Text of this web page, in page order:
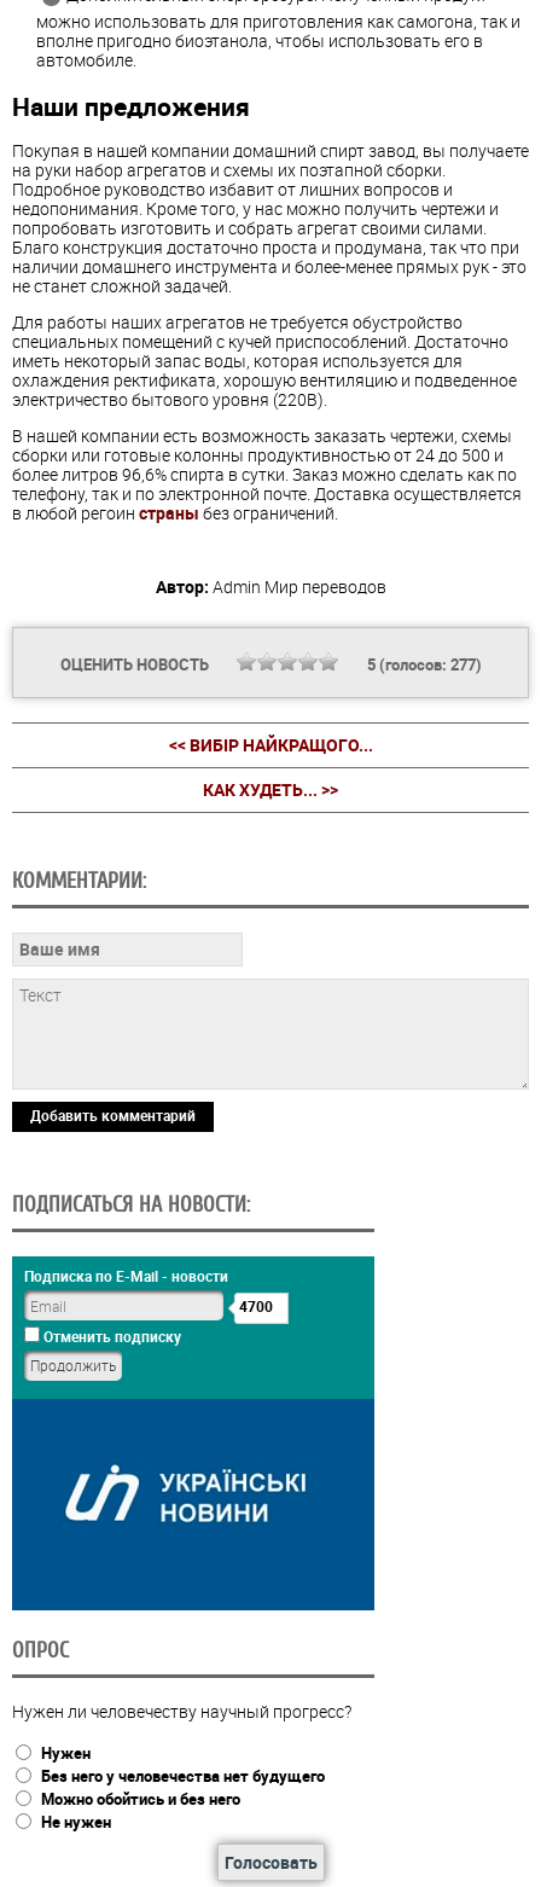
можно использовать для приготовления как самогона, так и
вполне пригодно биоэтанола, чтобы использовать его в
автомобиле.
Наши предложения
Покупая в нашей компании домашний спиртзавод, вы получаете
на руки набор агрегатов и схемы их поэтапной сборки.
Подробное руководство избавит от лишних вопросов и
недопонимания. Кроме того, у нас можно получить чертежи и
попробовать изготовить и собрать агрегат своими силами.
Благо конструкция достаточно проста и продумана, так что при
наличии домашнего инструмента и более-менее прямых рук - это
не станет сложной задачей.
Для работы наших агрегатов не требуется обустройство
специальных помещений с кучей приспособлений. Достаточно
иметь некоторый запас воды, которая используется для
охлаждения ректификата, хорошую вентиляцию и подведенное
электричество бытового уровня (220В).
В нашей компании есть возможность заказать чертежи, схемы
сборки или готовые колонны продуктивностью от 24 до 500 и
более литров 96,6%спирта в сутки. Заказ можно сделать как по
телефону, так и по электронной почте. Доставка осуществляется
в любой регоин страны без ограничений.
Автор: Admin Мир переводов
ОЦЕНИТЬ НОВОСТЬ 5(голосов: 277)
<< ВИБІР НАЙКРАЩОГО...
КАК ХУДЕТЬ... >>
КОММЕНТАРИИ:
Добавить комментарий
ПОДПИСАТЬСЯ НА НОВОСТИ:
Подписка по E-Mail - новости
4700
Отменить подписку
ОПРОС
Нужен ли человечеству научный прогресс?
Нужен
Без него у человечества нет будущего
Можно обойтись и без него
Не нужен
Голосовать